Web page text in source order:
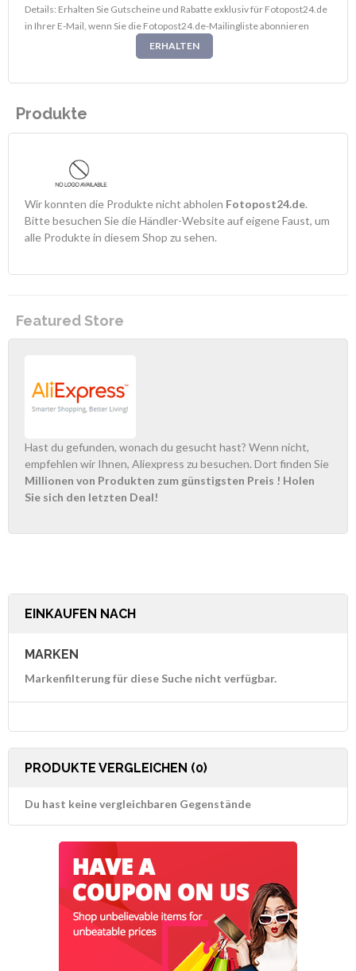
Details: Erhalten Sie Gutscheine und Rabatte exklusiv für Fotopost24.de
in Ihrer E-Mail, wenn Sie die Fotopost24.de-Mailingliste abonnieren
ERHALTEN
Produkte
Wir konnten die Produkte nicht abholen Fotopost24.de.
Bitte besuchen Sie die Händler-Website auf eigene Faust, um
alle Produkte in diesem Shop zu sehen.
Featured Store
Hast du gefunden, wonach du gesucht hast? Wenn nicht,
empfehlen wir Ihnen, Aliexpress zu besuchen. Dort finden Sie
Millionen von Produkten zum günstigsten Preis ! Holen
Sie sich den letzten Deal!
EINKAUFEN NACH
MARKEN
Markenfilterung für diese Suche nicht verfügbar.
PRODUKTE VERGLEICHEN (0)
Du hast keine vergleichbaren Gegenstände